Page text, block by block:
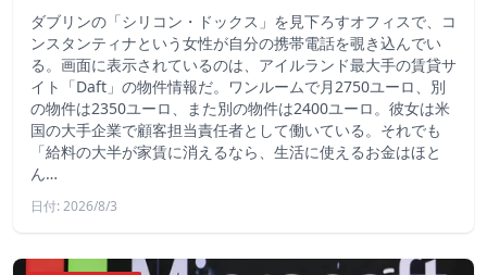
ダブリンの「シリコン・ドックス」を見下ろすオフィスで、コ
ンスタンティナという女性が自分の携帯電話を覗き込んでい
る。画面に表示されているのは、アイルランド最大手の賃貸サ
イト「Daft」の物件情報だ。ワンルームで月2750ユーロ、別
の物件は2350ユーロ、また別の物件は2400ユーロ。彼女は米
国の大手企業で顧客担当責任者として働いている。それでも
「給料の大半が家賃に消えるなら、生活に使えるお金はほと
ん…
日付: 2026/8/3